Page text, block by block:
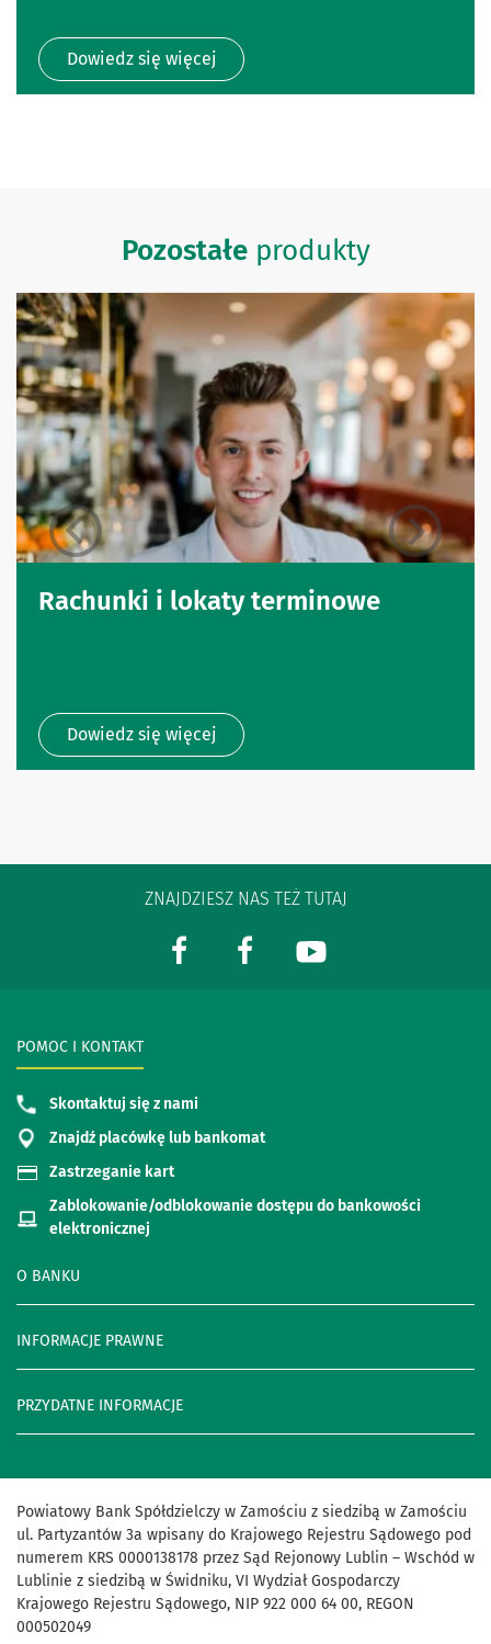
Dowiedz się więcej
Pozostałeprodukty
Rachunki i lokaty terminowe
Dowiedz się więcej
ZNAJDZIESZ NAS TEŻ TUTAJ
O BANKU
INFORMACJE PRAWNE
PRZYDATNE INFORMACJE
POMOC I KONTAKT
Skontaktuj się z nami
Znajdź placówkę lub bankomat
Zastrzeganie kart
Zablokowanie/odblokowanie dostępu do bankowości
elektronicznej
Powiatowy Bank Spółdzielczy w Zamościu z siedzibą w Zamościu
ul. Partyzantów 3a wpisany do Krajowego Rejestru Sądowego pod
numerem KRS 0000138178 przez Sąd Rejonowy Lublin – Wschód w
Lublinie z siedzibą w Świdniku, VI Wydział Gospodarczy
Krajowego Rejestru Sądowego, NIP 922 000 64 00, REGON
000502049